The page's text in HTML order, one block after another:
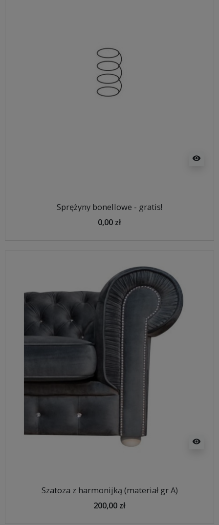
visibility
Sprężyny bonellowe - gratis!
0,00 zł
visibility
Szatoza z harmonijką (materiał gr A)
200,00 zł